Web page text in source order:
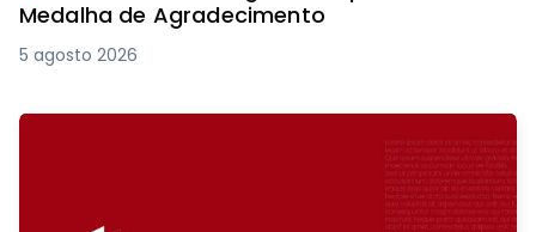
Medalha de Agradecimento
5 agosto 2026